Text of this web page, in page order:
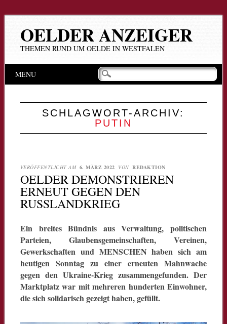
OELDER ANZEIGER
THEMEN RUND UM OELDE IN WESTFALEN
Hauptmenü
Inhalt
MENU
SCHLAGWORT-ARCHIV:
PUTIN
VERÖFFENTLICHT AM 6. MÄRZ 2022 VON REDAKTION
OELDER DEMONSTRIEREN
ERNEUT GEGEN DEN
RUSSLANDKRIEG
Ein breites Bündnis aus Verwaltung, politischen
Parteien, Glaubensgemeinschaften, Vereinen,
Gewerkschaften und MENSCHEN haben sich am
heutigen Sonntag zu einer erneuten Mahnwache
gegen den Ukraine-Krieg zusammengefunden. Der
Marktplatz war mit mehreren hunderten Einwohner,
die sich solidarisch gezeigt haben, gefüllt.